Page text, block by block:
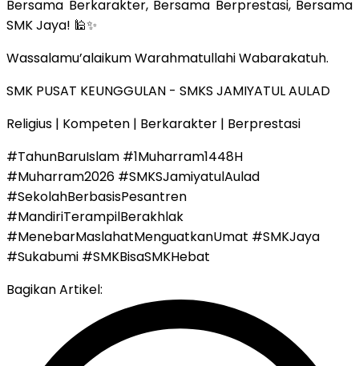
Bersama Berkarakter, Bersama Berprestasi, Bersama
SMK Jaya! 🕌✨
Wassalamu’alaikum Warahmatullahi Wabarakatuh.
SMK PUSAT KEUNGGULAN - SMKS JAMIYATUL AULAD
Religius | Kompeten | Berkarakter | Berprestasi
#TahunBaruIslam #1Muharram1448H
#Muharram2026 #SMKSJamiyatulAulad
#SekolahBerbasisPesantren
#MandiriTerampilBerakhlak
#MenebarMaslahatMenguatkanUmat #SMKJaya
#Sukabumi #SMKBisaSMKHebat
Bagikan Artikel: